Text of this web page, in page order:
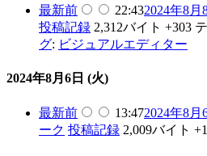
最新前 22:432024年8月
投稿記録 2,312バイト +303
グ: ビジュアルエディター
2024年8月6日 (火)
最新前 13:472024年8月
ーク 投稿記録 2,009バイト